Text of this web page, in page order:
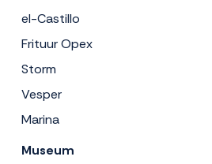
el-Castillo
Frituur Opex
Storm
Vesper
Marina
Museum